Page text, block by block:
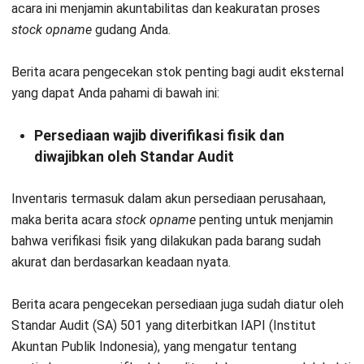
acara ini menjamin akuntabilitas dan keakuratan proses
stock opname gudang Anda.
Berita acara pengecekan stok penting bagi audit eksternal
yang dapat Anda pahami di bawah ini:
Persediaan wajib diverifikasi fisik dan
diwajibkan oleh Standar Audit
Inventaris termasuk dalam akun persediaan perusahaan,
maka berita acara stock opname penting untuk menjamin
bahwa verifikasi fisik yang dilakukan pada barang sudah
akurat dan berdasarkan keadaan nyata.
Berita acara pengecekan persediaan juga sudah diatur oleh
Standar Audit (SA) 501 yang diterbitkan IAPI (Institut
Akuntan Publik Indonesia), yang mengatur tentang